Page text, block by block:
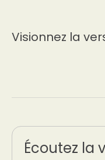
Visionnez la
Écoutez la